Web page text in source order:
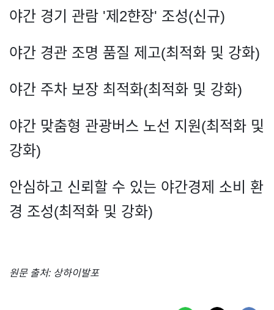
야간 경기 관람 '제2햔장' 조성(신규)
야간 경관 조명 품질 제고(최적화 및 강화)
야간 주차 보장 최적화(최적화 및 강화)
야간 맞춤형 관광버스 노선 지원(최적화 및
강화)
안심하고 신뢰할 수 있는 야간경제 소비 환
경 조성(최적화 및 강화)
원문 출처: 상하이발포